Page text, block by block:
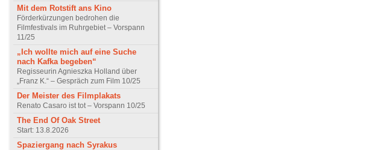
Mit dem Rotstift ans Kino
Förderkürzungen bedrohen die
Filmfestivals im Ruhrgebiet – Vorspann
11/25
„Ich wollte mich auf eine Suche
nach Kafka begeben“
Regisseurin Agnieszka Holland über
„Franz K.“ – Gespräch zum Film 10/25
Der Meister des Filmplakats
Renato Casaro ist tot – Vorspann 10/25
The End Of Oak Street
Start: 13.8.2026
Spaziergang nach Syrakus